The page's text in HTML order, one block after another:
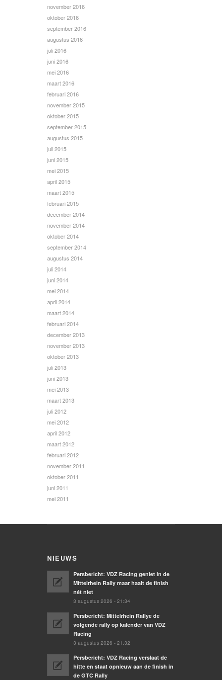
november 2016
oktober 2016
september 2016
augustus 2016
juli 2016
juni 2016
mei 2016
maart 2016
februari 2016
november 2015
oktober 2015
september 2015
augustus 2015
juli 2015
juni 2015
mei 2015
april 2015
maart 2015
februari 2015
december 2014
november 2014
oktober 2014
september 2014
augustus 2014
juli 2014
juni 2014
mei 2014
april 2014
maart 2014
februari 2014
december 2013
november 2013
oktober 2013
juli 2013
juni 2013
mei 2013
maart 2013
juli 2012
mei 2012
april 2012
maart 2012
februari 2012
november 2011
oktober 2011
juni 2011
mei 2011
NIEUWS
Persbericht: VDZ Racing geniet in de
Mittelrhein Rally maar haalt de finish
nét niet
3 augustus 2026 - 21:34
Persbericht: Mittelrhein Rallye de
volgende rally op kalender van VDZ
Racing
3 augustus 2026 - 21:32
Persbericht: VDZ Racing verslaat de
hitte en staat opnieuw aan de finish in
de GTC Rally